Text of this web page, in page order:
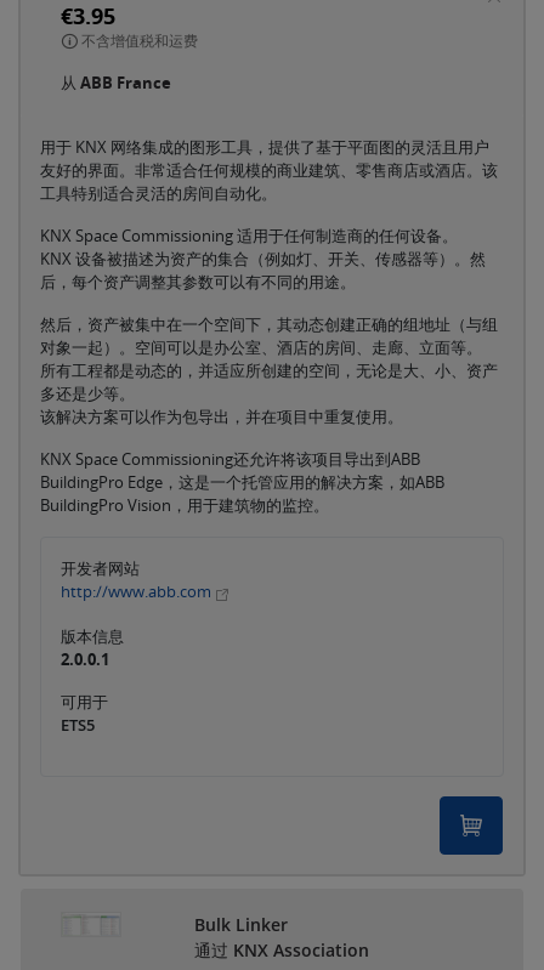
€3.95
不含增值税和运费
从 ABB France
用于 KNX 网络集成的图形工具，提供了基于平面图的灵活且用户
友好的界面。非常适合任何规模的商业建筑、零售商店或酒店。该
工具特别适合灵活的房间自动化。
KNX Space Commissioning 适用于任何制造商的任何设备。
KNX 设备被描述为资产的集合（例如灯、开关、传感器等）。然
后，每个资产调整其参数可以有不同的用途。
然后，资产被集中在一个空间下，其动态创建正确的组地址（与组
对象一起）。空间可以是办公室、酒店的房间、走廊、立面等。
所有工程都是动态的，并适应所创建的空间，无论是大、小、资产
多还是少等。
该解决方案可以作为包导出，并在项目中重复使用。
KNX Space Commissioning还允许将该项目导出到ABB
BuildingPro Edge，这是一个托管应用的解决方案，如ABB
BuildingPro Vision，用于建筑物的监控。
开发者网站
http://www.abb.com
版本信息
2.0.0.1
可用于
ETS5
Bulk Linker
通过 KNX Association